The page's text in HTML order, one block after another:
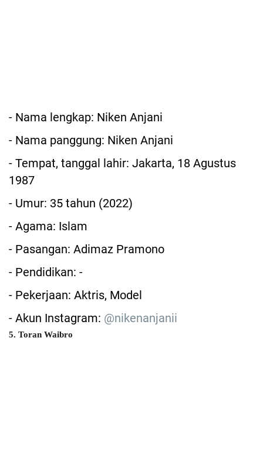
- Nama lengkap: Niken Anjani
- Nama panggung: Niken Anjani
- Tempat, tanggal lahir: Jakarta, 18 Agustus
1987
- Umur: 35 tahun (2022)
- Agama: Islam
- Pasangan: Adimaz Pramono
- Pendidikan: -
- Pekerjaan: Aktris, Model
- Akun Instagram: @nikenanjanii
5. Toran Waibro